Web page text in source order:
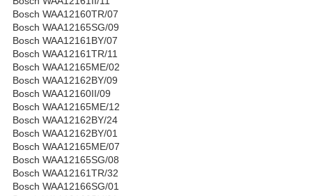
Bosch WAA12160TR/07
Bosch WAA12165SG/09
Bosch WAA12161BY/07
Bosch WAA12161TR/11
Bosch WAA12165ME/02
Bosch WAA12162BY/09
Bosch WAA12160II/09
Bosch WAA12165ME/12
Bosch WAA12162BY/24
Bosch WAA12162BY/01
Bosch WAA12165ME/07
Bosch WAA12165SG/08
Bosch WAA12161TR/32
Bosch WAA12166SG/01